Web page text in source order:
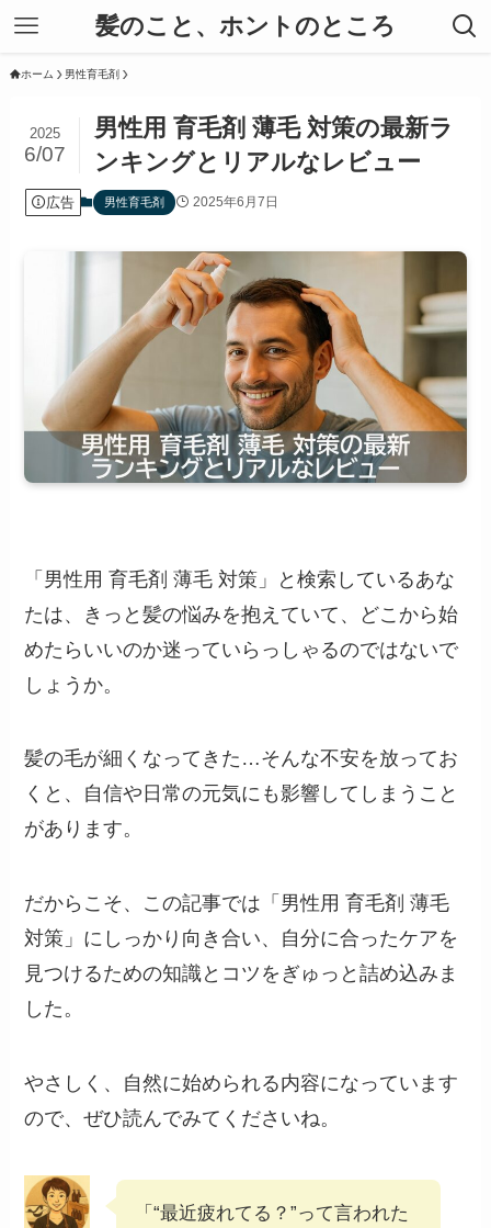
髪のこと、ホントのところ
ホーム 男性育毛剤
男性用 育毛剤 薄毛 対策の最新ラ
ンキングとリアルなレビュー
2025
6/07
広告 男性育毛剤 2025年6月7日
「男性用 育毛剤 薄毛 対策」と検索しているあな
たは、きっと髪の悩みを抱えていて、どこから始
めたらいいのか迷っていらっしゃるのではないで
しょうか。
髪の毛が細くなってきた…そんな不安を放ってお
くと、自信や日常の元気にも影響してしまうこと
があります。
だからこそ、この記事では「男性用 育毛剤 薄毛
対策」にしっかり向き合い、自分に合ったケアを
見つけるための知識とコツをぎゅっと詰め込みま
した。
やさしく、自然に始められる内容になっています
ので、ぜひ読んでみてくださいね。
「“最近疲れてる？”って言われた